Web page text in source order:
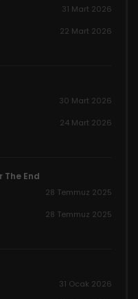
31 Mart 2026
22 Mart 2026
30 Mart 2026
24 Mart 2026
The End
28 Temmuz 2025
28 Temmuz 2025
31 Ocak 2026